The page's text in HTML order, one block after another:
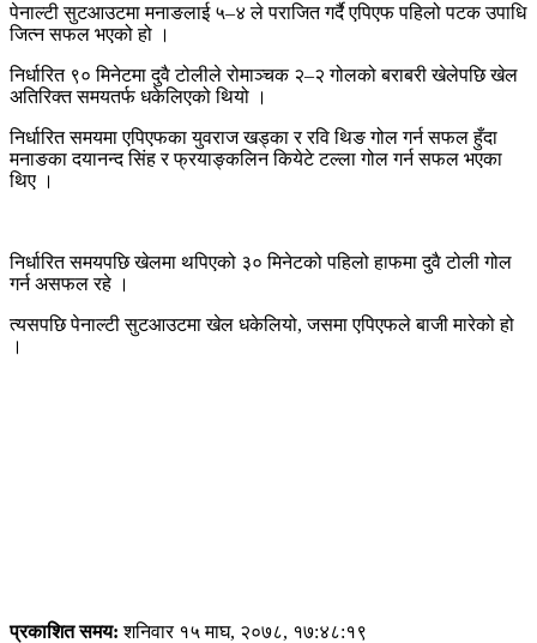
पेनाल्टी सुटआउटमा मनाङलाई ५–४ ले पराजित गर्दै एपिएफ पहिलो पटक उपाधि
जित्न सफल भएको हो ।
निर्धारित ९० मिनेटमा दुवै टोलीले रोमाञ्चक २–२ गोलको बराबरी खेलेपछि खेल
अतिरिक्त समयतर्फ धकेलिएको थियो ।
निर्धारित समयमा एपिएफका युवराज खड्का र रवि थिङ गोल गर्न सफल हुँदा
मनाङका दयानन्द सिंह र फ्रयाङ्कलिन कियेटे टल्ला गोल गर्न सफल भएका
थिए ।
निर्धारित समयपछि खेलमा थपिएको ३० मिनेटको पहिलो हाफमा दुवै टोली गोल
गर्न असफल रहे ।
त्यसपछि पेनाल्टी सुटआउटमा खेल धकेलियो, जसमा एपिएफले बाजी मारेको हो
।
प्रकाशित समय: शनिवार १५ माघ, २०७८, १७:४८:१९